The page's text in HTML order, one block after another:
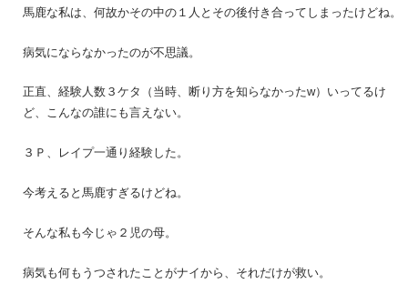
馬鹿な私は、何故かその中の１人とその後付き合ってしまったけどね。
病気にならなかったのが不思議。
正直、経験人数３ケタ（当時、断り方を知らなかったw）いってるけ
ど、こんなの誰にも言えない。
３Ｐ、レイプ一通り経験した。
今考えると馬鹿すぎるけどね。
そんな私も今じゃ２児の母。
病気も何もうつされたことがナイから、それだけが救い。